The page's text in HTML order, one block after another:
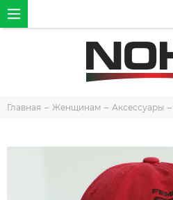
Главная Женщинам Аксессуары